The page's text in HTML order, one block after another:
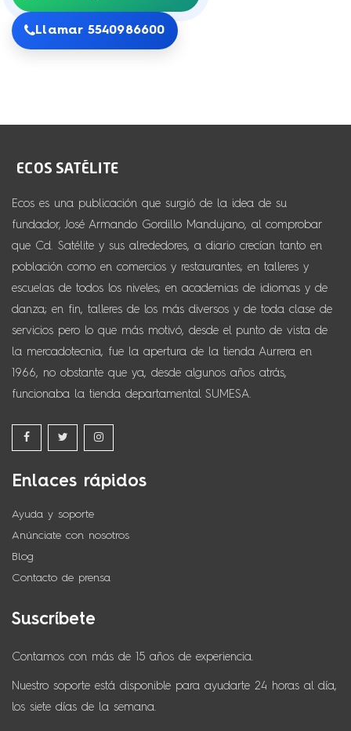
Llamar 5540986600
Ecos es una publicación que surgió de la idea de su
fundador, José Armando Gordillo Mandujano, al comprobar
que Cd. Satélite y sus alrededores, a diario crecían tanto en
población como en comercios y restaurantes; en talleres y
escuelas de todos los niveles; en academias de idiomas y de
danza; en fin, talleres de los más diversos y de toda clase de
servicios pero lo que más motivó, desde el punto de vista de
la mercadotecnia, fue la apertura de la tienda Aurrera en
1966, no obstante que ya, desde algunos años atrás,
funcionaba la tienda departamental SUMESA.
Enlaces rápidos
Ayuda y soporte
Anúnciate con nosotros
Blog
Contacto de prensa
Suscríbete
Contamos con más de 15 años de experiencia.
Nuestro soporte está disponible para ayudarte 24 horas al día,
los siete días de la semana.